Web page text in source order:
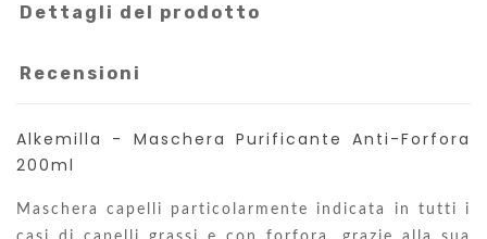
Dettagli del prodotto
Recensioni
Alkemilla - Maschera Purificante Anti-Forfora
200ml
Maschera capelli particolarmente indicata in tutti i